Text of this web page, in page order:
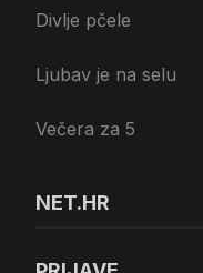
Divlje pčele
Ljubav je na selu
Večera za 5
NET.HR